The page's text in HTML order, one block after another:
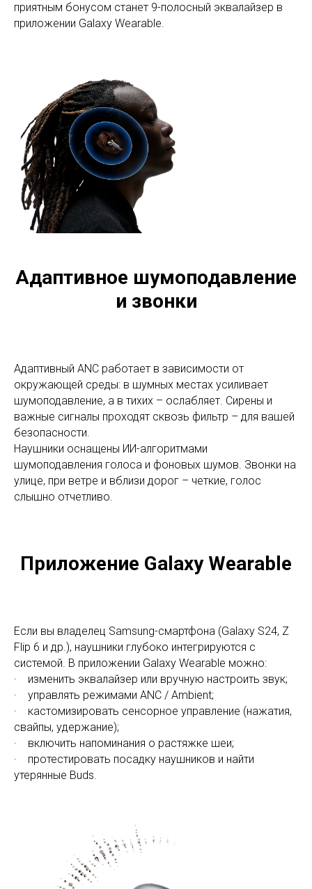
приятным бонусом станет 9-полосный эквалайзер в
приложении Galaxy Wearable.
Адаптивное шумоподавление
и звонки
Адаптивный ANC работает в зависимости от
окружающей среды: в шумных местах усиливает
шумоподавление, а в тихих – ослабляет. Сирены и
важные сигналы проходят сквозь фильтр – для вашей
безопасности.
Наушники оснащены ИИ-алгоритмами
шумоподавления голоса и фоновых шумов. Звонки на
улице, при ветре и вблизи дорог – четкие, голос
слышно отчетливо.
Приложение Galaxy Wearable
Если вы владелец Samsung-смартфона (Galaxy S24, Z
Flip 6 и др.), наушники глубоко интегрируются с
системой. В приложении Galaxy Wearable можно:
· изменить эквалайзер или вручную настроить звук;
· управлять режимами ANC / Ambient;
· кастомизировать сенсорное управление (нажатия,
свайпы, удержание);
· включить напоминания о растяжке шеи;
· протестировать посадку наушников и найти
утерянные Buds.